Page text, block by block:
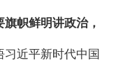
旗帜鲜明讲政治，
习近平新时代中国